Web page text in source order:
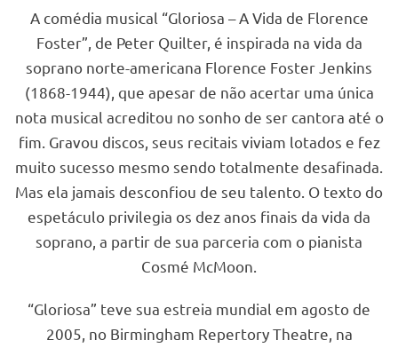
A comédia musical “Gloriosa – A Vida de Florence
Foster”, de Peter Quilter, é inspirada na vida da
soprano norte-americana Florence Foster Jenkins
(1868-1944), que apesar de não acertar uma única
nota musical acreditou no sonho de ser cantora até o
fim. Gravou discos, seus recitais viviam lotados e fez
muito sucesso mesmo sendo totalmente desafinada.
Mas ela jamais desconfiou de seu talento. O texto do
espetáculo privilegia os dez anos finais da vida da
soprano, a partir de sua parceria com o pianista
Cosmé McMoon.
“Gloriosa” teve sua estreia mundial em agosto de
2005, no Birmingham Repertory Theatre, na